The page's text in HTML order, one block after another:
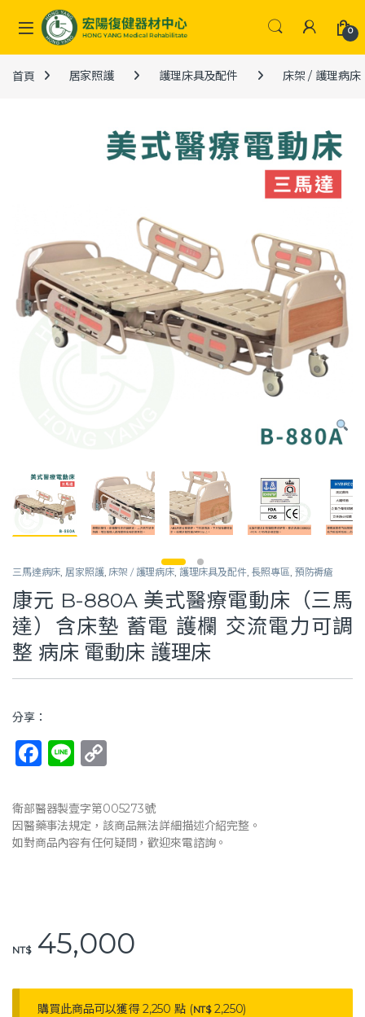
Skip to navigation
Skip to content
0
首頁 居家照護 護理床具及配件 床架 / 護理病床
三馬達病床, 居家照護,床架 / 護理病床, 護理床具及配件, 長照專區, 預防褥瘡
康元 B-880A 美式醫療電動床（三馬
達）含床墊 蓄電 護欄 交流電力可調
整 病床 電動床 護理床
分享：
F
c
e
b
k
Li
e p
y
Li
衛部醫器製壹字第005273號
因醫藥事法規定，該商品無法詳細描述介紹完整。
如對商品內容有任何疑問，歡迎來電諮詢。
NT$45,000
購買此商品可以獲得 2,250 點 (NT$2,250)